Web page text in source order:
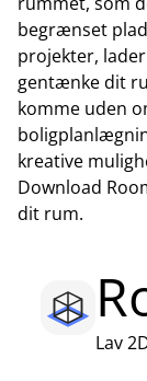
begrænset
projekter,
gentænke dit
komme uden
kreative
Download
dit rum.
Lav